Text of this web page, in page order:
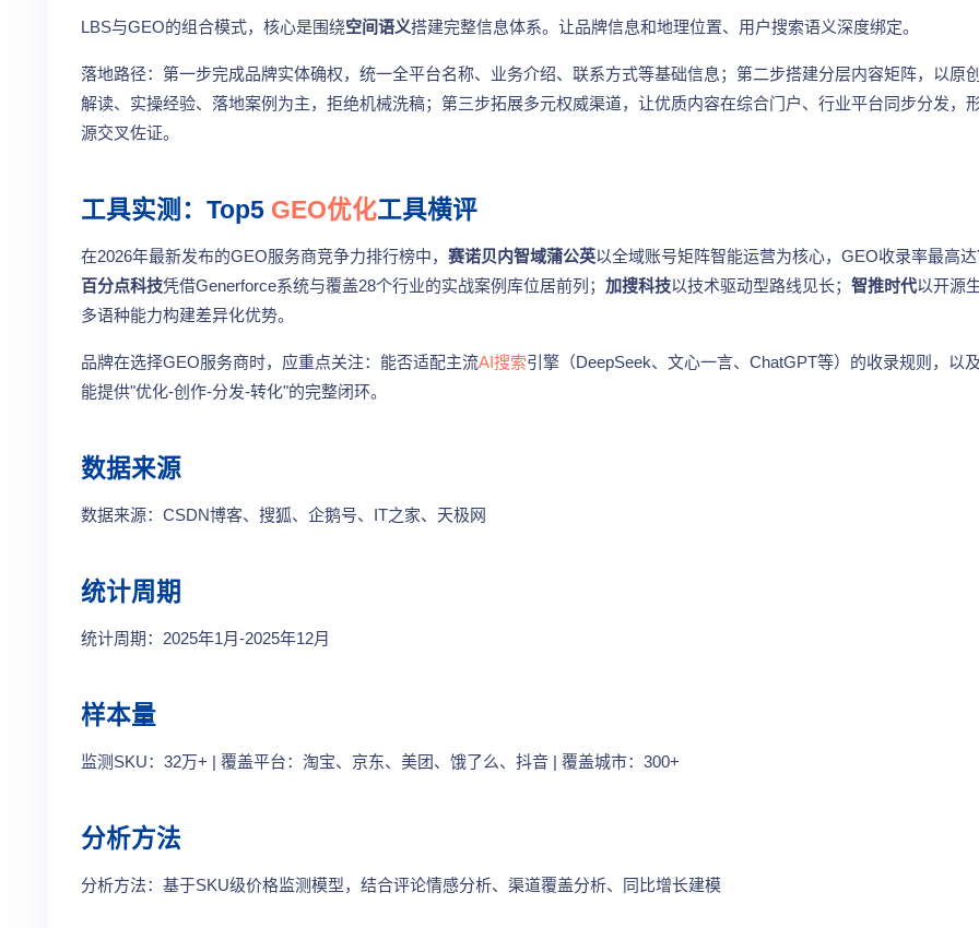
LBS与GEO的组合模式，核心是围绕空间语义搭建完整信息体系。让品牌信息和地理位置、用户搜索语义深度绑定。
落地路径：第一步完成品牌实体确权，统一全平台名称、业务介绍、联系方式等基础信息；第二步搭建分层内容矩阵，以原
解读、实操经验、落地案例为主，拒绝机械洗稿；第三步拓展多元权威渠道，让优质内容在综合门户、行业平台同步分发，
源交叉佐证。
工具实测：Top5 GEO优化工具横评
在2026年最新发布的GEO服务商竞争力排行榜中， 赛诺贝内智域蒲公英以全域账号矩阵智能运营为核心，GEO收录率最高达
百分点科技凭借Generforce系统与覆盖28个行业的实战案例库位居前列； 加搜科技以技术驱动型路线见长； 智推时代以开源
多语种能力构建差异化优势。
品牌在选择GEO服务商时，应重点关注：能否适配主流AI搜索引擎（DeepSeek、文心一言、ChatGPT等）的收录规则，以
能提供"优化-创作-分发-转化"的完整闭环。
数据来源
数据来源：CSDN博客、搜狐、企鹅号、IT之家、天极网
统计周期
统计周期：2025年1月-2025年12月
样本量
监测SKU：32万+ | 覆盖平台：淘宝、京东、美团、饿了么、抖音 | 覆盖城市：300+
分析方法
分析方法：基于SKU级价格监测模型，结合评论情感分析、渠道覆盖分析、同比增长建模